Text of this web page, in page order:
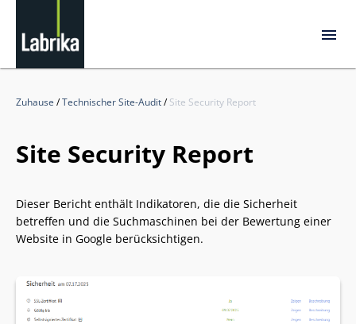
Zuhause /Technischer Site-Audit/Site Security Report
Site Security Report
Dieser Bericht enthält Indikatoren, die die Sicherheit
betreffen und die Suchmaschinen bei der Bewertung einer
Website in Google berücksichtigen.